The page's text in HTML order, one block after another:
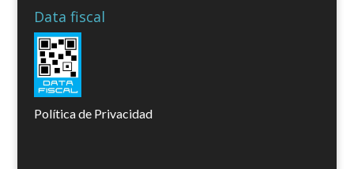
Data fiscal
Política de Privacidad